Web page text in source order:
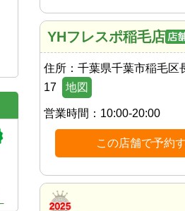
YHフレスポ稲毛店
住所： 千葉県千葉市稲毛区
17
地図
営業時間： 10:00-20:00
この店舗で予約